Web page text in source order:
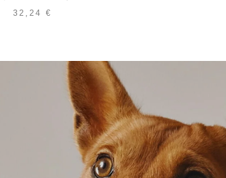
32,24 €